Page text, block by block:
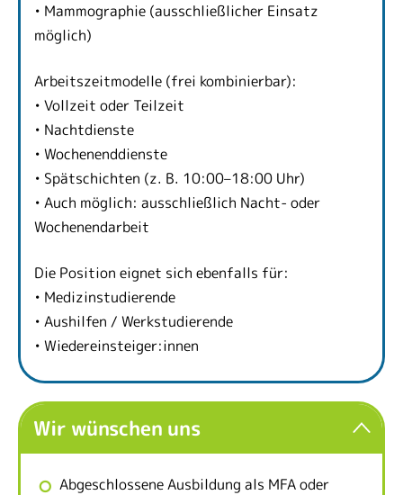
• Mammographie (ausschließlicher Einsatz
möglich)
Arbeitszeitmodelle (frei kombinierbar):
• Vollzeit oder Teilzeit
• Nachtdienste
• Wochenenddienste
• Spätschichten (z. B. 10:00–18:00 Uhr)
• Auch möglich: ausschließlich Nacht- oder
Wochenendarbeit
Die Position eignet sich ebenfalls für:
• Medizinstudierende
• Aushilfen / Werkstudierende
• Wiedereinsteiger:innen
Wir wünschen uns
Abgeschlossene Ausbildung als MFA oder